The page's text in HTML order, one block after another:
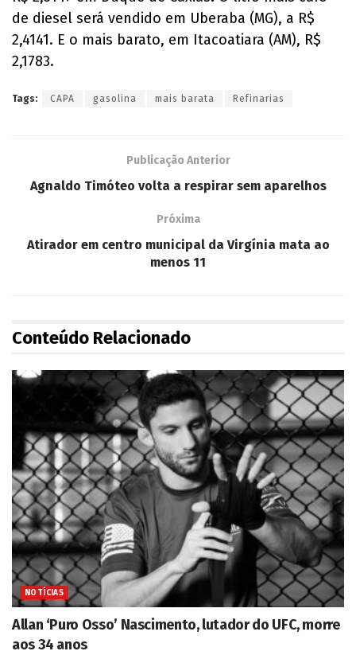
de diesel será vendido em Uberaba (MG), a R$
2,4141. E o mais barato, em Itacoatiara (AM), R$
2,1783.
Tags: CAPA gasolina mais barata Refinarias
Publicação Anterior
Agnaldo Timóteo volta a respirar sem aparelhos
Próxima
Atirador em centro municipal da Virgínia mata ao
menos 11
Conteúdo Relacionado
NOTÍCIAS
Allan ‘Puro Osso’ Nascimento, lutador do UFC, morre
aos 34 anos